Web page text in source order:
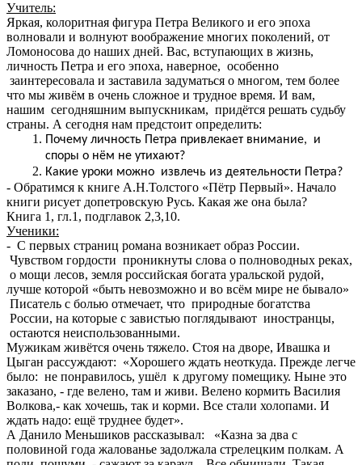
Учитель:
Яркая, колоритная фигура Петра Великого и его эпоха
волновали и волнуют воображение многих поколений, от
Ломоносова до наших дней. Вас, вступающих в жизнь,
личность Петра и его эпоха, наверное, особенно
заинтересовала и заставила задуматься о многом, тем более
что мы живём в очень сложное и трудное время. И вам,
нашим сегодняшним выпускникам, придётся решать судьбу
страны. А сегодня нам предстоит определить:
Почему личность Петра привлекает внимание, и
споры о нём не утихают?
Какие уроки можно извлечь из деятельности Петра?
- Обратимся к книге А.Н.Толстого «Пётр Первый». Начало
книги рисует допетровскую Русь. Какая же она была?
Книга 1, гл.1, подглавок 2,3,10.
Ученики:
- С первых страниц романа возникает образ России.
Чувством гордости проникнуты слова о полноводных реках,
о мощи лесов, земля российская богата уральской рудой,
лучше которой «быть невозможно и во всём мире не бывало»
Писатель с болью отмечает, что природные богатства
России, на которые с завистью поглядывают иностранцы,
остаются неиспользованными.
Мужикам живётся очень тяжело. Стоя на дворе, Ивашка и
Цыган рассуждают: «Хорошего ждать неоткуда. Прежде легче
было: не понравилось, ушёл к другому помещику. Ныне это
заказано, - где велено, там и живи. Велено кормить Василия
Волкова,- как хочешь, так и корми. Все стали холопами. И
ждать надо: ещё труднее будет».
А Данило Меньшиков рассказывал: «Казна за два с
половиной года жалованье задолжала стрелецким полкам. А